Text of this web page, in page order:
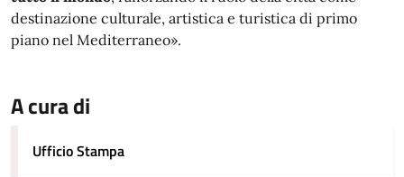
destinazione culturale, artistica e turistica di primo
piano nel Mediterraneo».
A cura di
Ufficio Stampa